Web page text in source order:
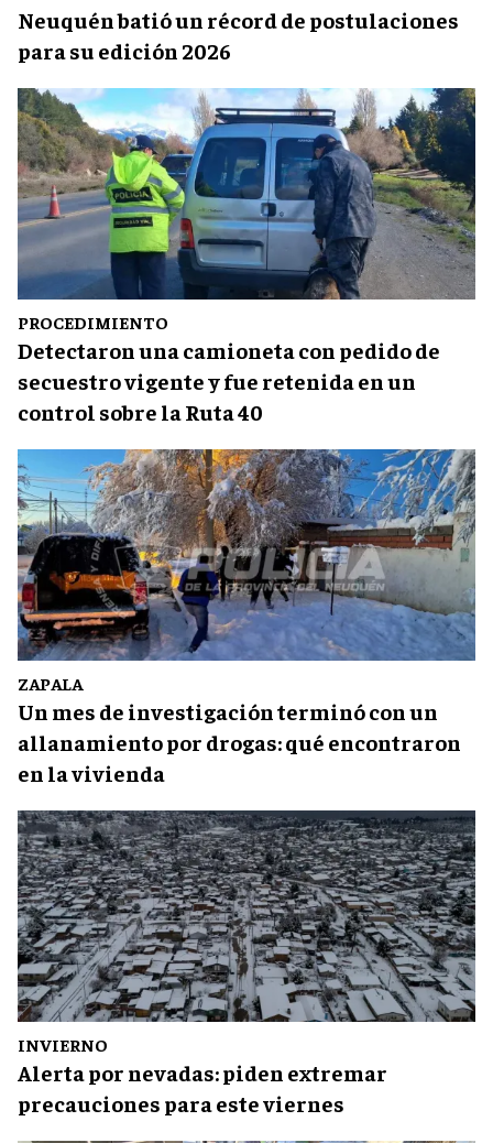
Neuquén batió un récord de postulaciones
para su edición 2026
PROCEDIMIENTO
Detectaron una camioneta con pedido de
secuestro vigente y fue retenida en un
control sobre la Ruta 40
ZAPALA
Un mes de investigación terminó con un
allanamiento por drogas: qué encontraron
en la vivienda
INVIERNO
Alerta por nevadas: piden extremar
precauciones para este viernes